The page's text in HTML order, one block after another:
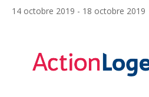
14 octobre 2019 - 18 octobre 2019